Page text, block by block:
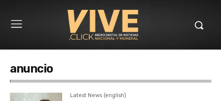
anuncio
Latest News (english)